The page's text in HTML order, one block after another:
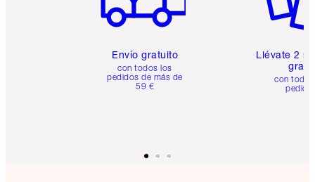
Envío gratuito
con todos los
pedidos de más de
59 €
Llévate 2
gratis
con